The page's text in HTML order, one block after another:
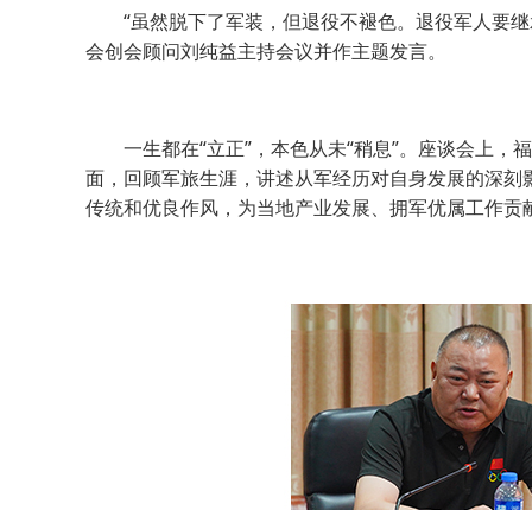
“虽然脱下了军装，但退役不褪色。退役军人要继
会创会顾问刘纯益主持会议并作主题发言。
一生都在“立正”，本色从未“稍息”。座谈会上，
面，回顾军旅生涯，讲述从军经历对自身发展的深
传统和优良作风，为当地产业发展、拥军优属工作贡